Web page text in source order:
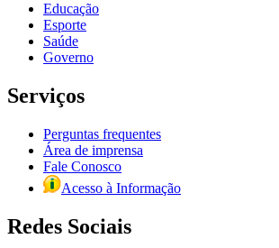
Educação
Esporte
Saúde
Governo
Serviços
Perguntas frequentes
Área de imprensa
Fale Conosco
Acesso à Informação
Redes Sociais